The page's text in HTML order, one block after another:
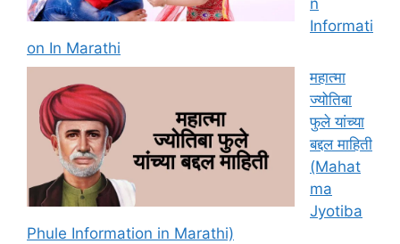
Informati
on In Marathi
महात्मा
ज्योतिबा
फुले यांच्या
बद्दल माहिती
(Mahat
ma
Jyotiba
Phule Information in Marathi)